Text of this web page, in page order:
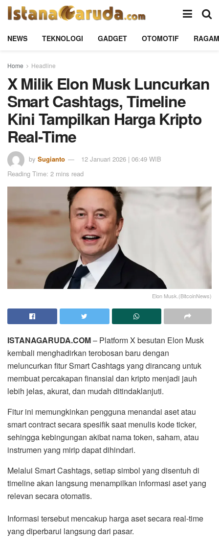
NEWS TEKNOLOGI GADGET OTOMOTIF RAGAM
Home Headline
X Milik Elon Musk Luncurkan
Smart Cashtags, Timeline
Kini Tampilkan Harga Kripto
Real-Time
by Sugianto
12 Januari 2026 | 06:49 WIB
Reading Time: 2 mins read
Elon Musk.(BitcoinNews)
ISTANAGARUDA.COM– Platform X besutan Elon Musk
kembali menghadirkan terobosan baru dengan
meluncurkan fitur Smart Cashtags yang dirancang untuk
membuat percakapan finansial dan kripto menjadi jauh
lebih jelas, akurat, dan mudah ditindaklanjuti.
Fitur ini memungkinkan pengguna menandai aset atau
smart contract secara spesifik saat menulis kode ticker,
sehingga kebingungan akibat nama token, saham, atau
instrumen yang mirip dapat dihindari.
Melalui Smart Cashtags, setiap simbol yang disentuh di
timeline akan langsung menampilkan informasi aset yang
relevan secara otomatis.
Informasi tersebut mencakup harga aset secara real-time
yang diperbarui langsung dari pasar.